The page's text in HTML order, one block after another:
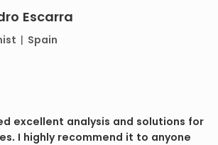
Escarra
| Spain
excellent analysis and solutions for
I highly recommend it to anyone